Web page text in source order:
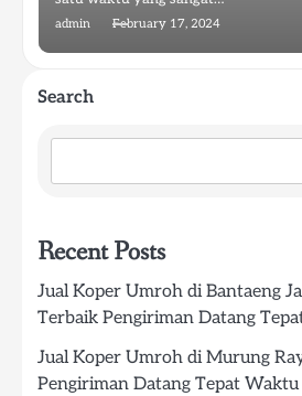
admin February 17, 2024
Search
Recent Posts
Jual Koper Umroh di Bantaeng
Terbaik Pengiriman Datang
Jual Koper Umroh di Murung
Pengiriman Datang Tepat Waktu